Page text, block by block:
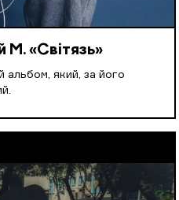
М. «Світязь»
альбом, який, за його